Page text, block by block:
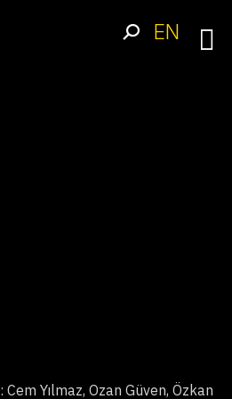
EN
: Cem Yılmaz, Ozan Güven, Özkan